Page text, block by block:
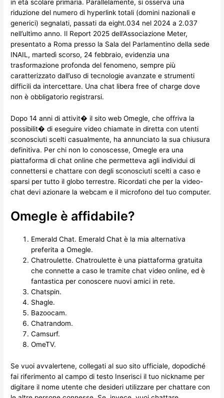
in età scolare primaria. Parallelamente, si osserva una
riduzione del numero di hyperlink totali (domini nazionali e
generici) segnalati, passati da eight.034 nel 2024 a 2.037
nell’ultimo anno. Il Report 2025 dell’Associazione Meter,
presentato a Roma presso la Sala del Parlamentino della sede
INAIL, martedì scorso, 24 febbraio, evidenzia una
trasformazione profonda del fenomeno, sempre più
caratterizzato dall’uso di tecnologie avanzate e strumenti
difficili da intercettare. Una chat libera free of charge dove
non è obbligatorio registrarsi.
Dopo 14 anni di attivit� il sito web Omegle, che offriva la
possibilit� di eseguire video chiamate in diretta con utenti
sconosciuti scelti casualmente, ha annunciato la sua chiusura
definitiva. Per chi non lo conoscesse, Omegle era una
piattaforma di chat online che permetteva agli individui di
connettersi e chattare con degli sconosciuti scelti a caso e
sparsi per tutto il globo terrestre. Ricordati che per la video-
chat devi azionare la webcam e il microfono del tuo computer.
Omegle è affidabile?
Emerald Chat. Emerald Chat è la mia alternativa
preferita a Omegle.
Chatroulette. Chatroulette è una piattaforma gratuita
che connette a caso le tramite chat video online, ed è
fantastica per conoscere nuovi amici in rete.
Chatspin.
Shagle.
Bazoocam.
Chatrandom.
Camsurf.
OmeTV.
Se vuoi avvalertene, collegati al suo sito ufficiale, dopodiché
fai riferimento al campo di testo Inserisci il tuo nickname per
digitare il nome utente che desideri utilizzare per chattare con